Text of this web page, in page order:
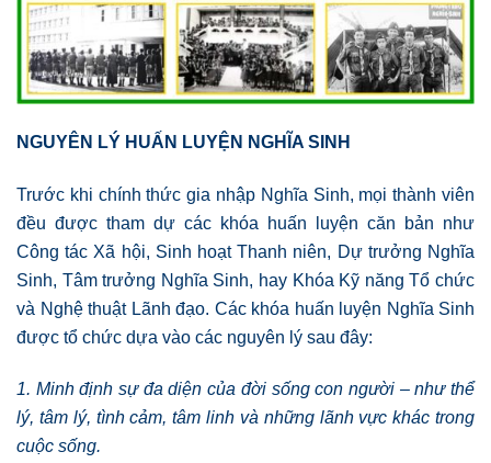
NGUYÊN LÝ HUẤN LUYỆN NGHĨA SINH
Trước khi chính thức gia nhập Nghĩa Sinh, mọi thành viên
đều được tham dự các khóa huấn luyện căn bản như
Công tác Xã hội, Sinh hoạt Thanh niên, Dự trưởng Nghĩa
Sinh, Tâm trưởng Nghĩa Sinh, hay Khóa Kỹ năng Tổ chức
và Nghệ thuật Lãnh đạo. Các khóa huấn luyện Nghĩa Sinh
được tổ chức dựa vào các nguyên lý sau đây:
1. Minh định sự đa diện của đời sống con người – như thể
lý, tâm lý, tình cảm, tâm linh và những lãnh vực khác trong
cuộc sống.